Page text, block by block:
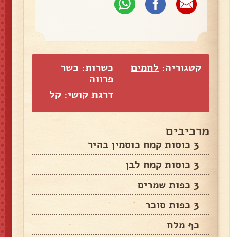
קטגוריה: לחמים
כשרות: כשר
פרווה
דרגת קושי: קל
מרכיבים
3 כוסות קמח כוסמין בהיר
3 כוסות קמח לבן
3 כפות שמרים
3 כפות סוכר
כף מלח